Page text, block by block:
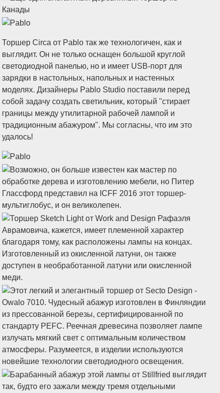
Торшер Circa от Pablo так же технологичен, как и
выглядит. Он не только оснащен большой круглой
светодиодной панелью, но и имеет USB-порт для
зарядки в настольных, напольных и настенных
моделях. Дизайнеры Pablo Studio поставили перед
собой задачу создать светильник, который "стирает
границы между утилитарной рабочей лампой и
традиционным абажуром". Мы согласны, что им это
удалось!